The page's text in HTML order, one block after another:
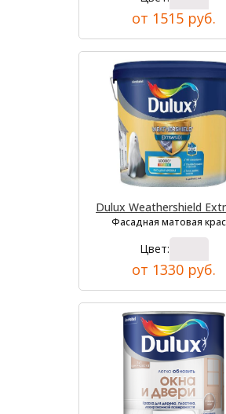
от 1515 руб.
Dulux Weathershield
Фасадная матовая
Цвет:
от 1330 руб.